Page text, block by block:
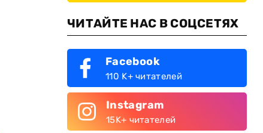
ЧИТАЙТЕ НАС В СОЦСЕТЯХ
Facebook
110 K+ читателей
Instagram
15K+ читателей